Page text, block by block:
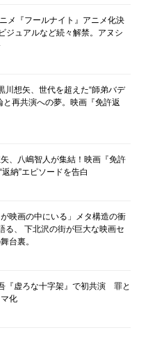
メ『フールナイト』アニメ化決
ジュアルなど続々解禁。アヌシ
川想矢、世代を超えた“師弟バデ
と再共演への夢。映画『免許返
、八嶋智人が集結！映画『免許
納”エピソードを告白
映画の中にいる」メタ構造の衝
る、 下北沢の街が巨大な映画セ
台裏。
『虚ろな十字架』で初共演 罪と
化